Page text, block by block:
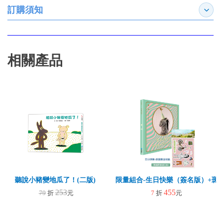
訂購須知 展開
相關產品
聽說小豬變地瓜了！(二版)
79 折253元
限量組合-生日快樂（簽名版）+
7 折 455元